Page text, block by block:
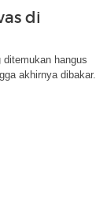
di
hangus
akhirnya dibakar.